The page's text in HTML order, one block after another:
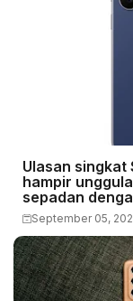
Ulasan singkat
hampir
sepadan
September 05,